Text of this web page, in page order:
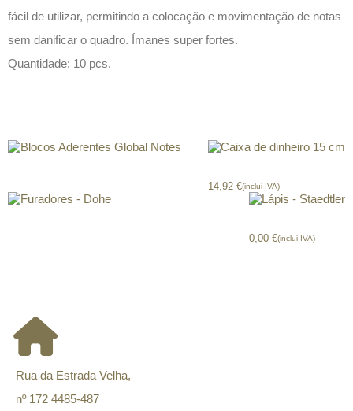
fácil de utilizar, permitindo a colocação e movimentação de notas
sem danificar o quadro. Ímanes super fortes.
Quantidade: 10 pcs.
14,92 €(inclui IVA)
0,00 €(inclui IVA)
Rua da Estrada Velha,
nº 172 4485-487